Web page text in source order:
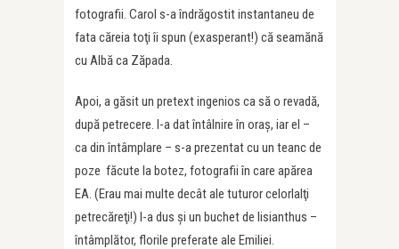
fotografii. Carol s-a îndrăgostit instantaneu de
fata căreia toţi îi spun (exasperant!) că seamănă
cu Albă ca Zăpada.
Apoi, a găsit un pretext ingenios ca să o revadă,
după petrecere. I-a dat întâlnire în oraş, iar el –
ca din întâmplare – s-a prezentat cu un teanc de
poze făcute la botez, fotografii în care apărea
EA. (Erau mai multe decât ale tuturor celorlalţi
petrecăreţi!) I-a dus şi un buchet de lisianthus –
întâmplător, florile preferate ale Emiliei.